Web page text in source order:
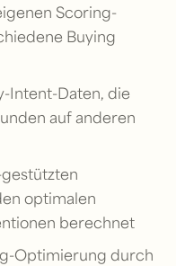
Scoring-
Buying
Intent-Daten, die
auf anderen
optimalen
berechnet
Optimierung durch